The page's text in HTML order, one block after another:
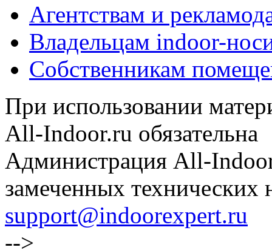
Агентствам и
Владельцам indoor-
Собственникам
При использовании
All-Indoor.ru обязательна
Администрация All-
замеченных технических
support@indoorexpert.ru
-->